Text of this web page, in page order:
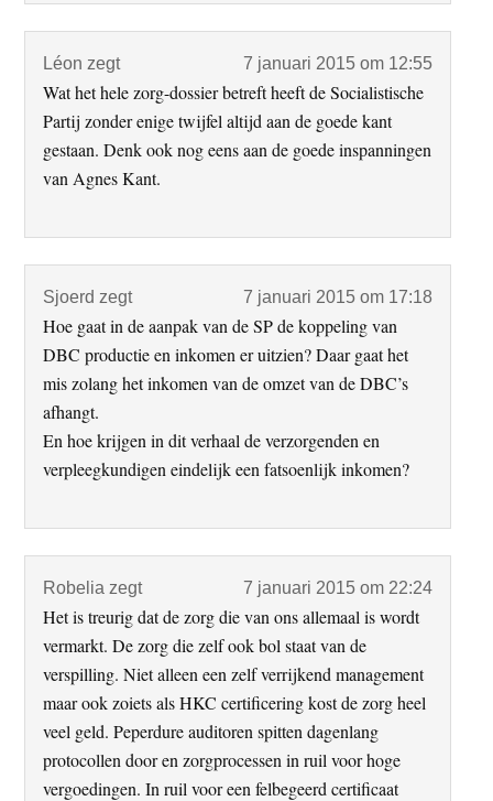
Léon zegt 7 januari 2015 om 12:55
Wat het hele zorg-dossier betreft heeft de Socialistische
Partij zonder enige twijfel altijd aan de goede kant
gestaan. Denk ook nog eens aan de goede inspanningen
van Agnes Kant.
Sjoerd zegt 7 januari 2015 om 17:18
Hoe gaat in de aanpak van de SP de koppeling van
DBC productie en inkomen er uitzien? Daar gaat het
mis zolang het inkomen van de omzet van de DBC’s
afhangt.
En hoe krijgen in dit verhaal de verzorgenden en
verpleegkundigen eindelijk een fatsoenlijk inkomen?
Robelia zegt 7 januari 2015 om 22:24
Het is treurig dat de zorg die van ons allemaal is wordt
vermarkt. De zorg die zelf ook bol staat van de
verspilling. Niet alleen een zelf verrijkend management
maar ook zoiets als HKC certificering kost de zorg heel
veel geld. Peperdure auditoren spitten dagenlang
protocollen door en zorgprocessen in ruil voor hoge
vergoedingen. In ruil voor een felbegeerd certificaat